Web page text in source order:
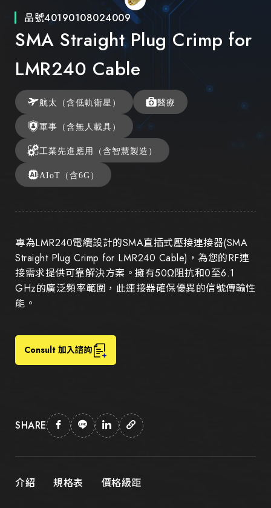
品號40190108024009
SMA Straight Plug Crimp for
LMR240 Cable
航太（含低軌衛星） 醫療
軍事（含無人載具）
工業先進應用（含智慧製造）
AIoT（含6G）
專為LMR240電纜設計的SMA直插式壓接連接器(SMA
Straight Plug Crimp for LMR240 Cable)，為您的RF連
接需求提供可靠解決方案。擁有50Ω阻抗和0至6.1
GHz的廣泛頻率範圍，此連接器確保優異的信號傳輸性
能。
Consult 加入諮詢
SHARE
介紹 規格表 價格級距